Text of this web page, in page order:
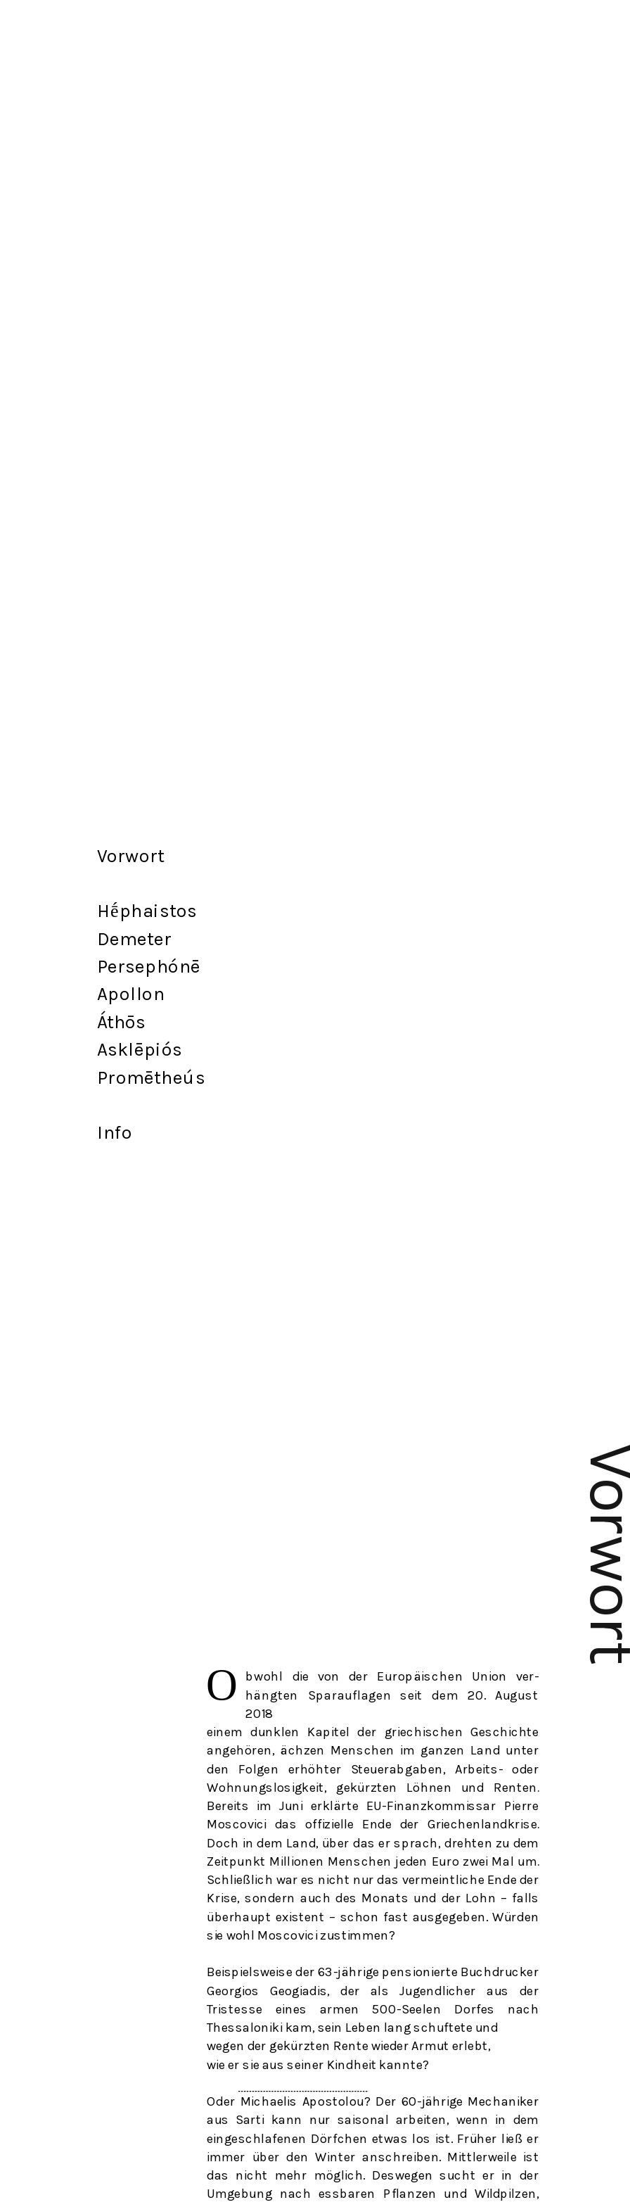
Vorwort
Hḗphaistos
Demeter
Persephónē
Apollon
Áthōs
Asklēpiós
Promētheús
Info
Ο bwohl die von der Europäischen Union ver-
hängten Sparauflagenseit dem 20. August
2018
einem dunklen Kapitel der griechischen Geschichte
angehören, ächzen Menschen im ganzen Land unter
den Folgen erhöhter Steuerabgaben, Arbeits- oder
Wohnungslosigkeit, gekürzten Löhnen und Renten.
Bereits im Juni erklärte EU-Finanzkommissar Pierre
Moscovici das offizielle Ende der Griechenlandkrise.
Doch in dem Land, über das er sprach, drehten zu dem
Zeitpunkt Millionen Menschen jeden Euro zwei Mal um.
Schließlich war es nicht nur das vermeintliche Ende der
Krise, sondern auch des Monats und der Lohn – falls
überhaupt existent – schon fast ausgegeben. Würden
sie wohl Moscovici zustimmen?
Beispielsweise der 63-jährige pensionierte Buchdrucker
Georgios Geogiadis, der als Jugendlicher aus der
Tristesse eines armen500-Seelen Dorfes nach
Thessaloniki kam, sein Leben lang schuftete und
wegen der gekürzten Rente wieder Armut erlebt,
wie er sie aus seiner Kindheit kannte?
Oder Michaelis Apostolou? Der 60-jährige Mechaniker
aus Sarti kann nur saisonal arbeiten, wenn in dem
eingeschlafenen Dörfchen etwas los ist. Früher ließ er
immer über den Winter anschreiben. Mittlerweile ist
das nicht mehr möglich. Deswegen sucht er in der
Umgebung nach essbaren Pflanzen und Wildpilzen,
w